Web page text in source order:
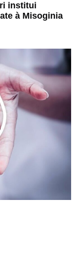
institui
à Misoginia